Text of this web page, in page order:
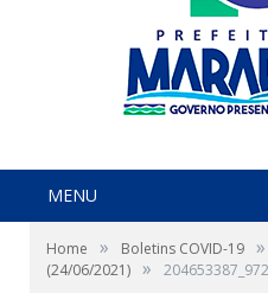
MENU
Home » Boletins COVID-19 »
(24/06/2021) »